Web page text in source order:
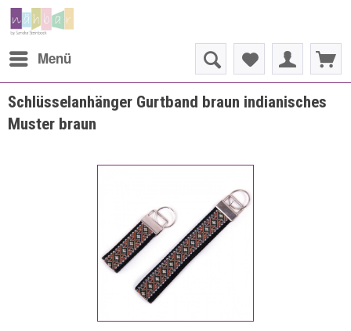
Menü
Schlüsselanhänger Gurtband braun indianisches
Muster braun